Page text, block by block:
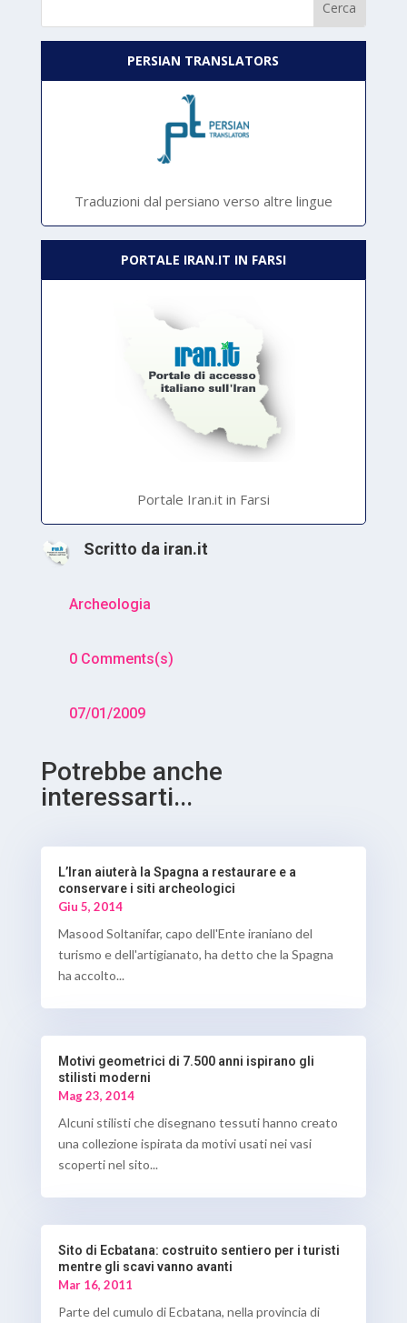
PERSIAN TRANSLATORS
Traduzioni dal persiano verso altre lingue
PORTALE IRAN.IT IN FARSI
Portale Iran.it in Farsi
Scritto da iran.it
Archeologia
0 Comments(s)
07/01/2009
Potrebbe anche
interessarti...
L’Iran aiuterà la Spagna a restaurare e a
conservare i siti archeologici
Giu 5, 2014
Masood Soltanifar, capo dell'Ente iraniano del
turismo e dell'artigianato, ha detto che la Spagna
ha accolto...
Motivi geometrici di 7.500 anni ispirano gli
stilisti moderni
Mag 23, 2014
Alcuni stilisti che disegnano tessuti hanno creato
una collezione ispirata da motivi usati nei vasi
scoperti nel sito...
Sito di Ecbatana: costruito sentiero per i turisti
mentre gli scavi vanno avanti
Mar 16, 2011
Parte del cumulo di Ecbatana, nella provincia di